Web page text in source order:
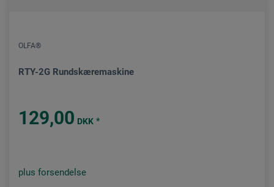
OLFA®
RTY-2G Rundskæremaskine
129,00 DKK *
plus forsendelse